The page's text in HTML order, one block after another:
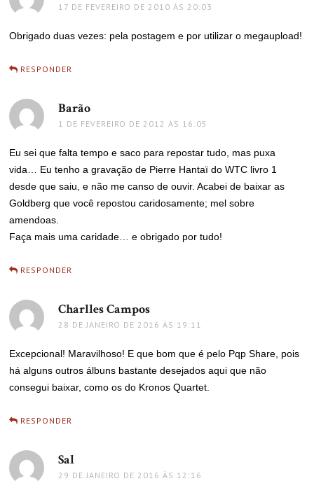
17 DE FEVEREIRO DE 2010 ÀS 20:03
Obrigado duas vezes: pela postagem e por utilizar o megaupload!
RESPONDER
Barão
1 DE FEVEREIRO DE 2012 ÀS 16:05
Eu sei que falta tempo e saco para repostar tudo, mas puxa
vida… Eu tenho a gravação de Pierre Hantaï do WTC livro 1
desde que saiu, e não me canso de ouvir. Acabei de baixar as
Goldberg que você repostou caridosamente; mel sobre
amendoas.
Faça mais uma caridade… e obrigado por tudo!
RESPONDER
Charlles Campos
28 DE JANEIRO DE 2016 ÀS 19:11
Excepcional! Maravilhoso! E que bom que é pelo Pqp Share, pois
há alguns outros álbuns bastante desejados aqui que não
consegui baixar, como os do Kronos Quartet.
RESPONDER
Sal
29 DE JANEIRO DE 2016 ÀS 12:16